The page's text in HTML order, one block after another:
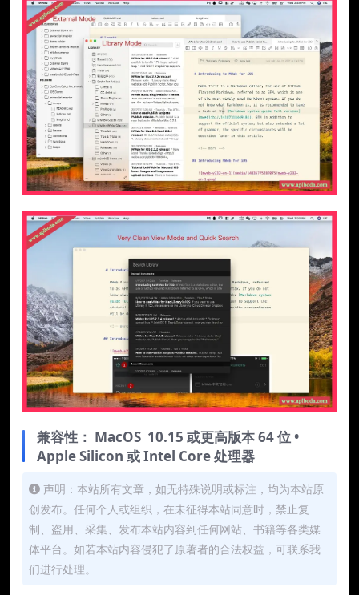
兼容性： MacOS 10.15 或更高版本 64 位 •
Apple Silicon 或 Intel Core 处理器
声明：本站所有文章，如无特殊说明或标注，均为本站原
创发布。任何个人或组织，在未征得本站同意时，禁止复
制、盗用、采集、发布本站内容到任何网站、书籍等各类媒
体平台。如若本站内容侵犯了原著者的合法权益，可联系我
们进行处理。